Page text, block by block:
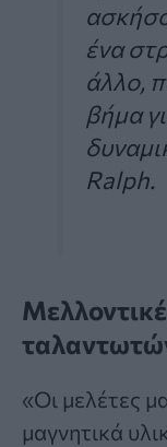
ένα
άλλο,
βήμα
Ralph.
«Οι μελέτες
μαγνητικά